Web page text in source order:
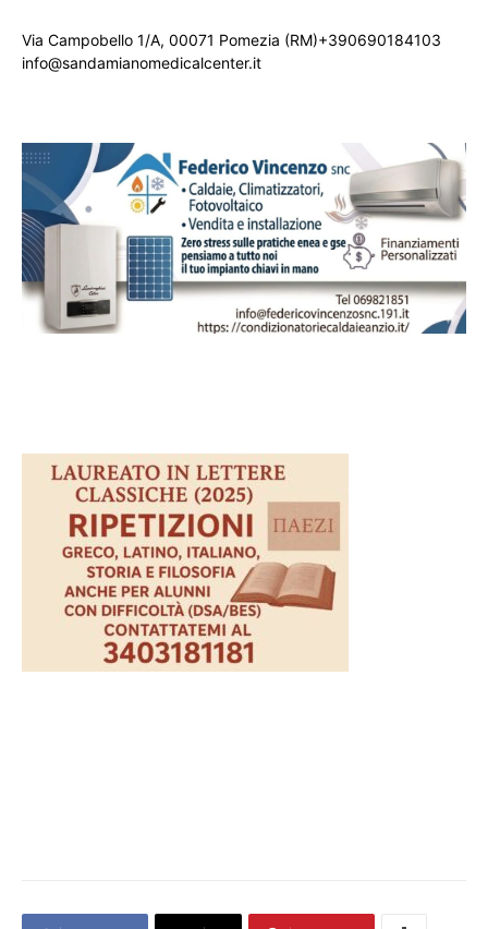
Via Campobello 1/A, 00071 Pomezia (RM)+390690184103
info@sandamianomedicalcenter.it